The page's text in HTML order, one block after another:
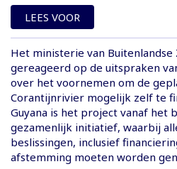
LEES VOOR
Het ministerie van Buitenlandse
gereageerd op de uitspraken
over het voornemen om de
Corantijnrivier mogelijk zelf te
Guyana is het project vanaf het
gezamenlijk initiatief, waarbij
beslissingen, inclusief
afstemming moeten worden